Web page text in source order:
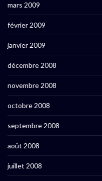
mars 2009
février 2009
janvier 2009
décembre 2008
novembre 2008
octobre 2008
septembre 2008
août 2008
juillet 2008